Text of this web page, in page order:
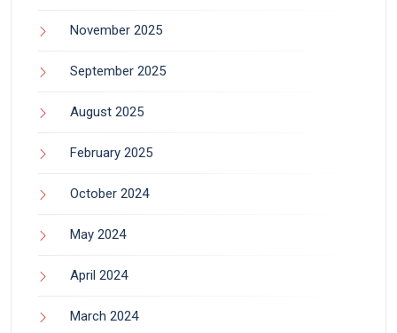
November 2025
September 2025
August 2025
February 2025
October 2024
May 2024
April 2024
March 2024